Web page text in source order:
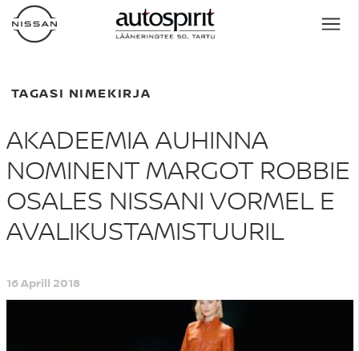
TAGASI NIMEKIRJA
AKADEEMIA AUHINNA
NOMINENT MARGOT ROBBIE
OSALES NISSANI VORMEL E
AVALIKUSTAMISTUURIL
16 Aprill 2018